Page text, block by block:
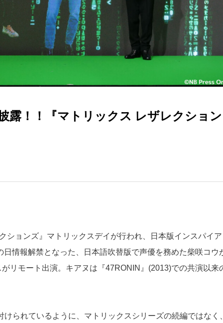
露！！『マトリックス レザレクション
ションズ』マトリックスデイが行われ、日本版インスパイ
情報解禁となった、日本語吹替版で声優を務めた柴咲コウ
リモート出演。キアヌは『47RONIN』(2013)での共演以来
けられているように、マトリックスシリーズの続編ではなく